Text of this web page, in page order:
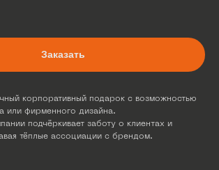
Заказать
корпоративный подарок с возможностью
или фирменного дизайна.
подчёркивает заботу о клиентах и
тёплые ассоциации с брендом.